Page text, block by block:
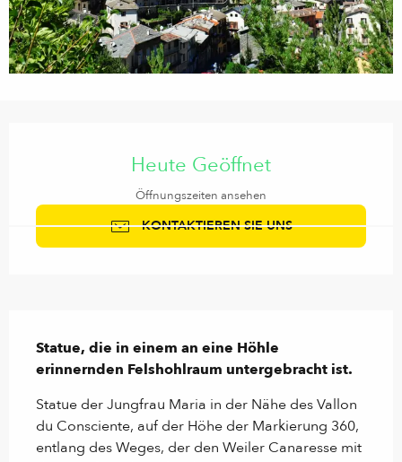
Heute Geöffnet
Öffnungszeiten ansehen
KONTAKTIEREN SIE UNS
Statue, die in einem an eine Höhle
erinnernden Felshohlraum untergebracht ist.
Statue der Jungfrau Maria in der Nähe des Vallon
du Consciente, auf der Höhe der Markierung 360,
entlang des Weges, der den Weiler Canaresse mit